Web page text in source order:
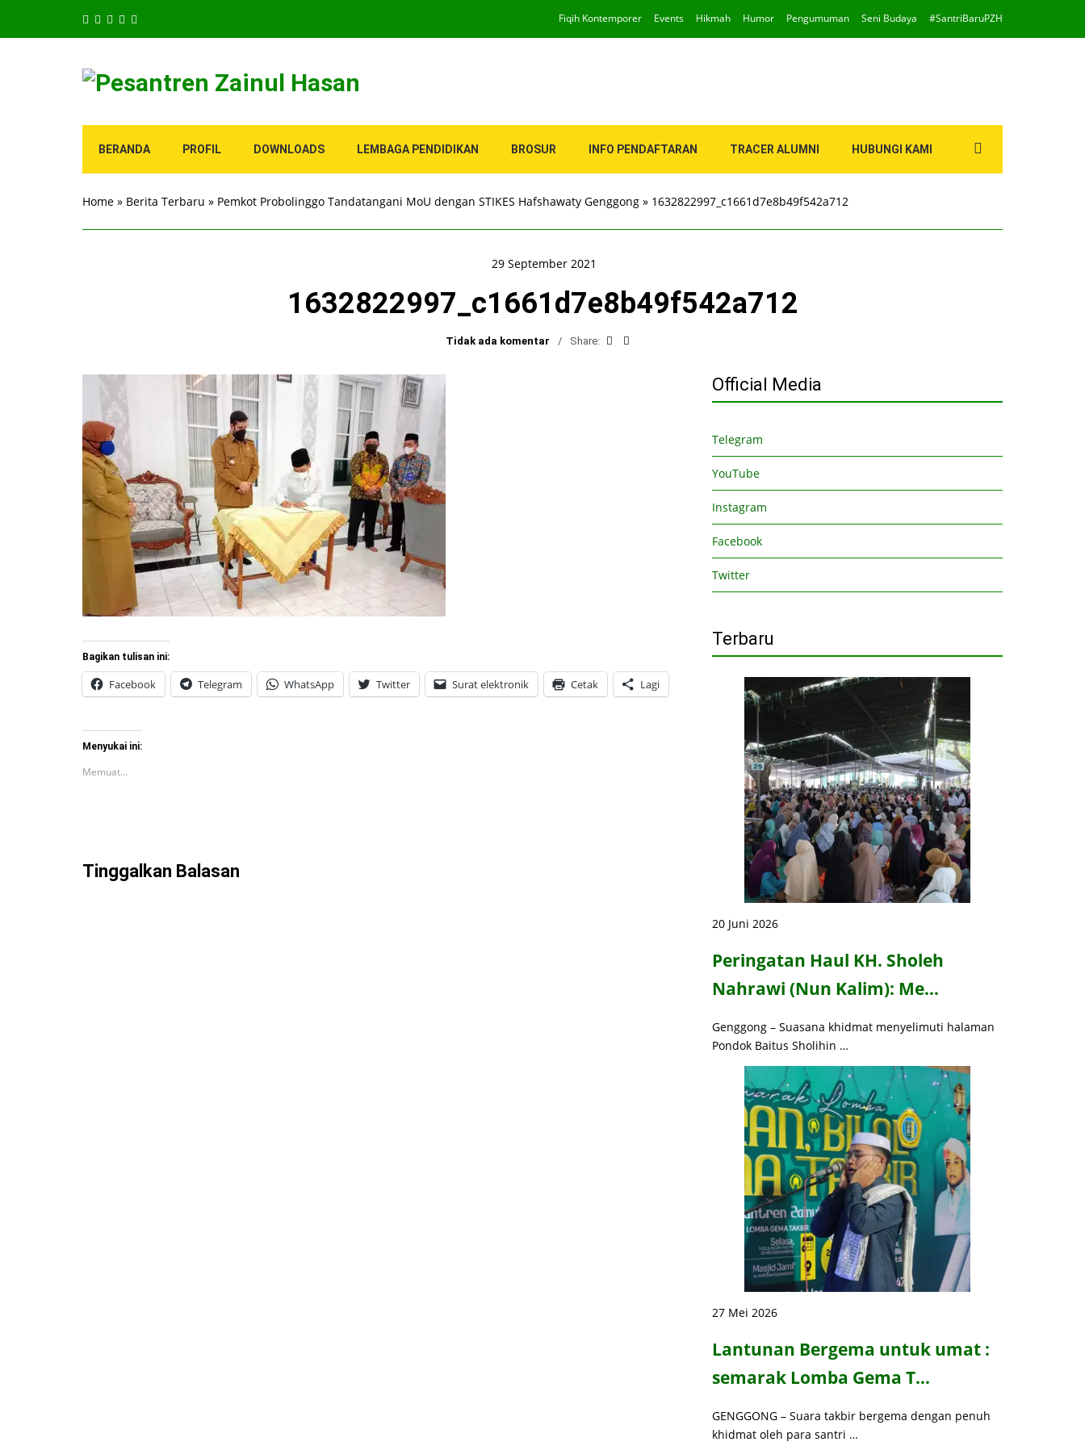
Fiqih Kontemporer Events Hikmah Humor Pengumuman Seni Budaya #SantriBaruPZH
BERANDA PROFIL DOWNLOADS LEMBAGA PENDIDIKAN BROSUR INFO PENDAFTARAN TRACER ALUMNI HUBUNGI KAMI
Home » Berita Terbaru » Pemkot Probolinggo Tandatangani MoU dengan STIKES Hafshawaty Genggong » 1632822997_c1661d7e8b49f542a712
29 September 2021
1632822997_c1661d7e8b49f542a712
Tidak ada komentar Share:
Bagikan tulisan ini:
Facebook Telegram WhatsApp Twitter Surat elektronik Cetak Lagi
Menyukai ini:
Memuat...
Tinggalkan Balasan
Official Media
Telegram
YouTube
Instagram
Facebook
Twitter
Terbaru
20 Juni 2026
Peringatan Haul KH. Sholeh
Nahrawi (Nun Kalim): Me…
Genggong – Suasana khidmat menyelimuti halaman
Pondok Baitus Sholihin …
27 Mei 2026
Lantunan Bergema untuk umat :
semarak Lomba Gema T…
GENGGONG – Suara takbir bergema dengan penuh
khidmat oleh para santri …